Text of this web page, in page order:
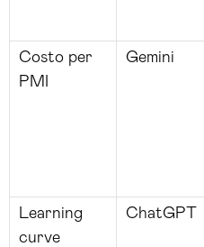
Costo per
PMI
Gemini
Learning
curve
ChatGPT